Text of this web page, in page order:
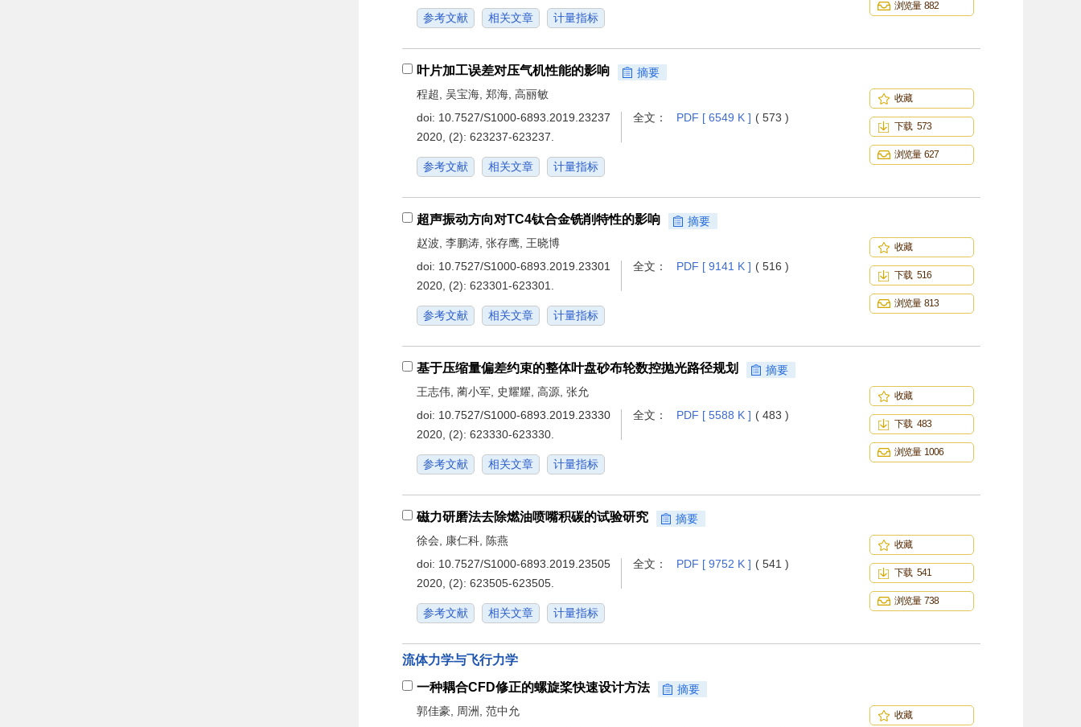
参考文献 相关文章 计量指标
浏览量 882
叶片加工误差对压气机性能的影响
摘要
程超, 吴宝海, 郑海, 高丽敏
doi: 10.7527/S1000-6893.2019.23237
2020, (2): 623237-623237.
全文： PDF [ 6549 K ] ( 573 )
参考文献 相关文章 计量指标
收藏
下载 573
浏览量 627
超声振动方向对TC4钛合金铣削特性的影响
摘要
赵波, 李鹏涛, 张存鹰, 王晓博
doi: 10.7527/S1000-6893.2019.23301
2020, (2): 623301-623301.
全文： PDF [ 9141 K ] ( 516 )
参考文献 相关文章 计量指标
收藏
下载 516
浏览量 813
基于压缩量偏差约束的整体叶盘砂布轮数控抛光路径规划
摘要
王志伟, 蔺小军, 史耀耀, 高源, 张允
doi: 10.7527/S1000-6893.2019.23330
2020, (2): 623330-623330.
全文： PDF [ 5588 K ] ( 483 )
参考文献 相关文章 计量指标
收藏
下载 483
浏览量 1006
磁力研磨法去除燃油喷嘴积碳的试验研究
摘要
徐会, 康仁科, 陈燕
doi: 10.7527/S1000-6893.2019.23505
2020, (2): 623505-623505.
全文： PDF [ 9752 K ] ( 541 )
参考文献 相关文章 计量指标
收藏
下载 541
浏览量 738
流体力学与飞行力学
一种耦合CFD修正的螺旋桨快速设计方法
摘要
郭佳豪, 周洲, 范中允
收藏